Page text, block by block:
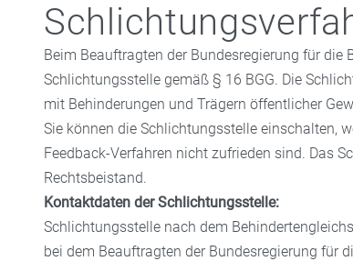
Beim Beauftragten der Bundesregierung für
Schlichtungsstelle gemäß § 16 BGG. Die
mit Behinderungen und Trägern öffentlicher
Sie können die Schlichtungsstelle einschalten,
Feedback-Verfahren nicht zufrieden sind. Das
Rechtsbeistand.
Kontaktdaten der Schlichtungsstelle:
Schlichtungsstelle nach dem
bei dem Beauftragten der Bundesregierung für